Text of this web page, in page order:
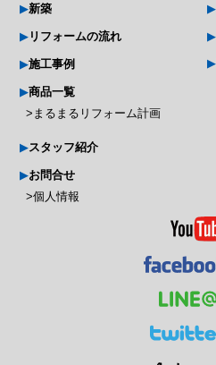
新築
リフォームの流れ
施工事例
商品一覧
まるまるリフォーム計画
スタッフ紹介
お問合せ
個人情報